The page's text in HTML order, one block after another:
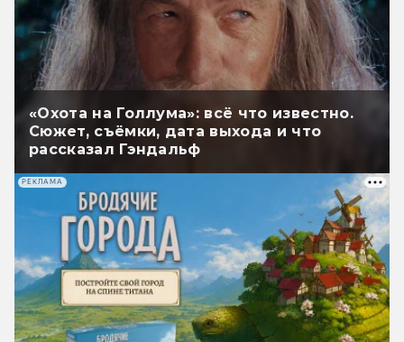
«Охота на Голлума»: всё что известно.
Сюжет, съёмки, дата выхода и что
рассказал Гэндальф
РЕКЛАМА